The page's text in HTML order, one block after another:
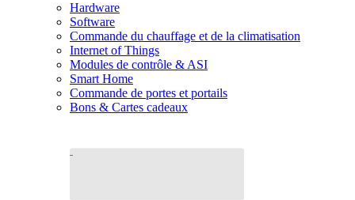
Hardware
Software
Commande du chauffage et de la climatisation
Internet of Things
Modules de contrôle & ASI
Smart Home
Commande de portes et portails
Bons & Cartes cadeaux